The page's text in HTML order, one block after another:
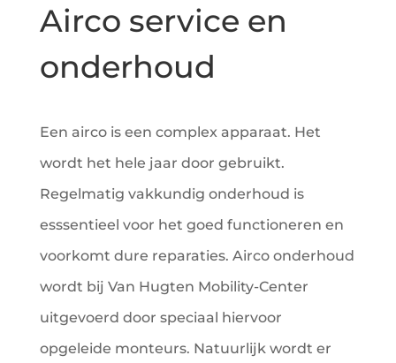
Airco service en
onderhoud
Een airco is een complex apparaat. Het
wordt het hele jaar door gebruikt.
Regelmatig vakkundig onderhoud is
esssentieel voor het goed functioneren en
voorkomt dure reparaties. Airco onderhoud
wordt bij Van Hugten Mobility-Center
uitgevoerd door speciaal hiervoor
opgeleide monteurs. Natuurlijk wordt er